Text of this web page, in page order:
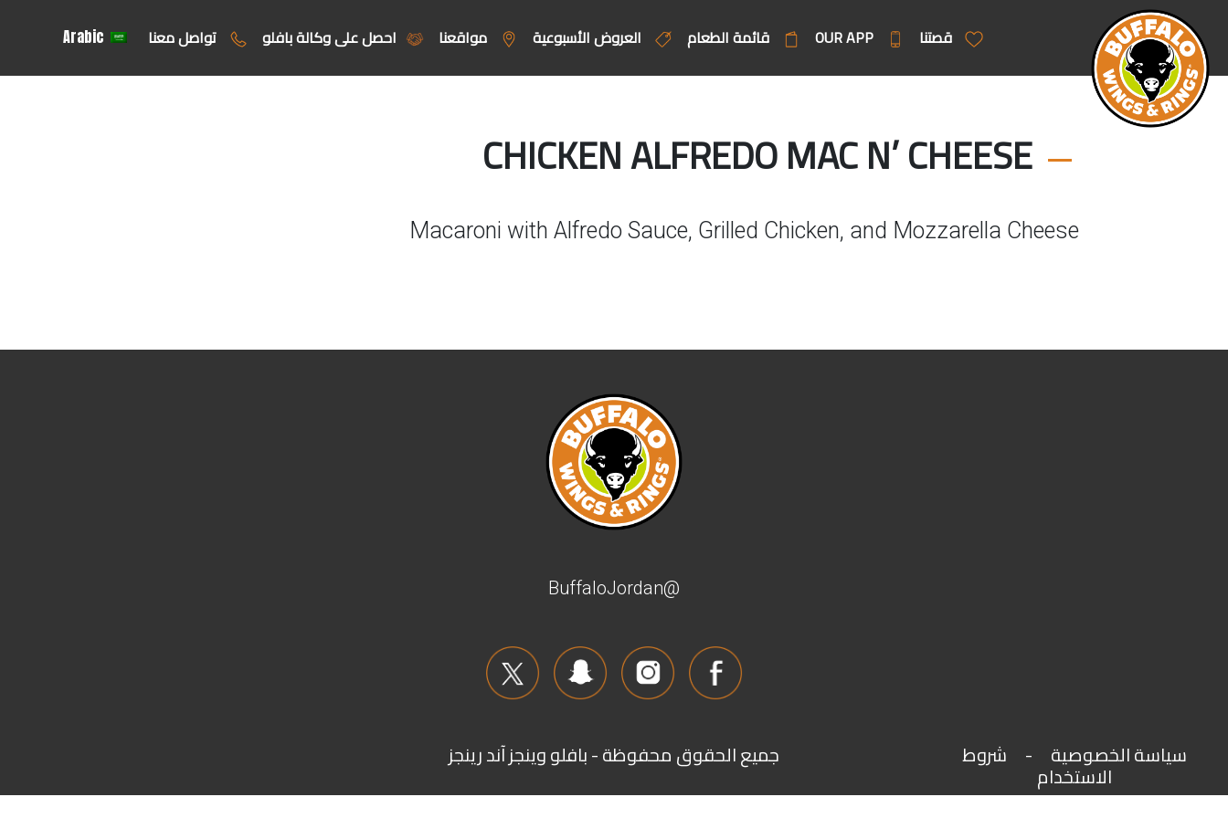
قصتنا قائمة الطعام العروض الأسبوعية مواقعنا احصل على وكالة بافلو تواصل معنا
CHICKEN ALFREDO MAC N’ CHEESE
Macaroni with Alfredo Sauce, Grilled Chicken, and Mozzarella Cheese
@BuffaloJordan
سياسة الخصوصية - شروط
الاستخدام
جميع الحقوق محفوظة - بافلو وينجز آند رينجز